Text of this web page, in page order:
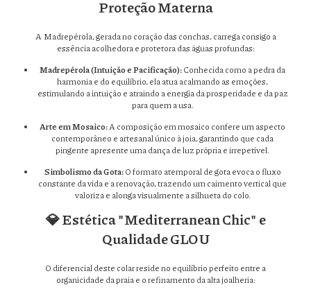
Proteção Materna
A Madrepérola, gerada no coração das conchas, carrega consigo a
essência acolhedora e protetora das águas profundas:
Madrepérola (Intuição e Pacificação):Conhecida como a pedra da
harmonia e do equilíbrio, ela atua acalmando as emoções,
estimulando a intuição e atraindo a energia da prosperidade e da paz
para quem a usa.
Arte em Mosaico:A composição em mosaico confere um aspecto
contemporâneo e artesanal único à joia, garantindo que cada
pingente apresente uma dança de luz própria e irrepetível.
Simbolismo da Gota:O formato atemporal de gota evoca o fluxo
constante da vida e a renovação, trazendo um caimento vertical que
valoriza e alonga visualmente a silhueta do colo.
💎 Estética "Mediterranean Chic" e
Qualidade GLOU
O diferencial deste colar reside no equilíbrio perfeito entre a
organicidade da praia e o refinamento da alta joalheria: